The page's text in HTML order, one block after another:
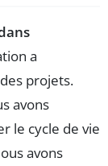
a
projets.
avons
le cycle de vie
avons